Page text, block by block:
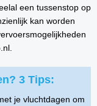
een tussenstop op
kan worden
3 Tips:
je vluchtdagen om